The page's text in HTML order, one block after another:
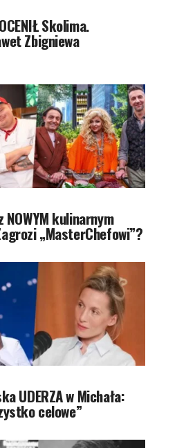
Skolima.
Zbigniewa
NOWYM kulinarnym
„MasterChefowi”?
UDERZA w Michała:
celowe”